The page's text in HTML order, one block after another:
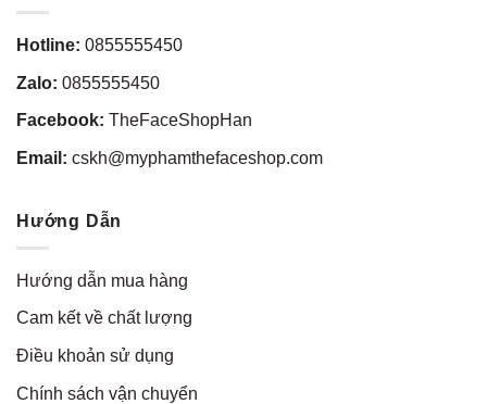
Hotline: 0855555450
Zalo: 0855555450
Facebook: TheFaceShopHan
Email: cskh@myphamthefaceshop.com
Hướng Dẫn
Hướng dẫn mua hàng
Cam kết về chất lượng
Điều khoản sử dụng
Chính sách vận chuyển